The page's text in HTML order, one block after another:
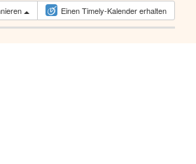
Einen Timely-Kalender erhalten